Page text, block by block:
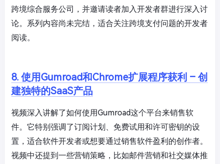
跨境综合服务公司，并邀请读者加入开发者群进行深入讨
论。系列内容尚未完结，适合关注跨境支付问题的开发者
阅读。
8. 使用Gumroad和Chrome扩展程序获利 – 创
建独特的SaaS产品
视频深入讲解了如何使用Gumroad这个平台来销售软
件。它特别强调了订阅计划、免费试用和许可密钥的设
置，适合软件开发者或想要通过销售软件盈利的创作者。
视频中还提到一些营销策略，比如邮件营销和社交媒体推